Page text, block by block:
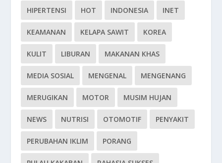
HIPERTENSI HOT INDONESIA INET
KEAMANAN KELAPA SAWIT KOREA
KULIT LIBURAN MAKANAN KHAS
MEDIA SOSIAL MENGENAL MENGENANG
MERUGIKAN MOTOR MUSIM HUJAN
NEWS NUTRISI OTOMOTIF PENYAKIT
PERUBAHAN IKLIM PORANG